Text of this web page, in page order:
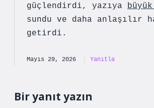
güçlendirdi, yazıya
sundu ve daha anlaşılır
getirdi.
Mayıs 29, 2026 Yanıtla
Bir yanıt yazın